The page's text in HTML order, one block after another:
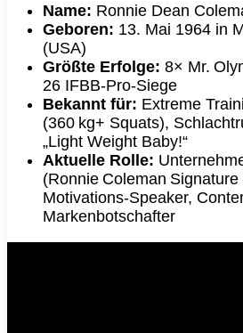
Name: Ronnie Dean
Geboren: 13. Mai 1964 in
(USA)
Größte Erfolge: 8× Mr.
26 IFBB‑Pro‑Siege
Bekannt für: Extreme
(360 kg+ Squats),
„Light Weight Baby!“
Aktuelle Rolle:
(Ronnie Coleman Signature
Motivations‑Speaker,
Markenbotschafter